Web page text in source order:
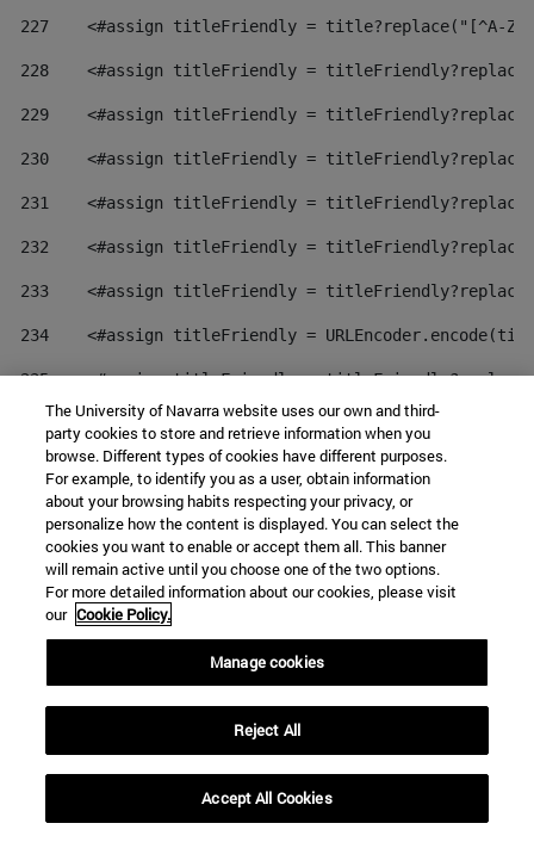
227
<#assign titleFriendly = title?replace("[^A-
228
<#assign titleFriendly =
229
<#assign titleFriendly =
230
<#assign titleFriendly =
231
<#assign titleFriendly =
232
<#assign titleFriendly =
233
<#assign titleFriendly =
234
<#assign titleFriendly =
235
<#assign titleFriendly =
    <#return titleFriendly>
237</#function>
Página
1 ...Páginas intermedias
Página
16
Página
17
The University of Navarra website uses our own and third-
party cookies to store and retrieve information when you
browse. Different types of cookies have different purposes.
For example, to identify you as a user, obtain information
about your browsing habits respecting your privacy, or
personalize how the content is displayed. You can select the
cookies you want to enable or accept them all. This banner
will remain active until you choose one of the two options.
For more detailed information about our cookies, please visit
our Cookie Policy.
Manage cookies
Reject All
Accept All Cookies